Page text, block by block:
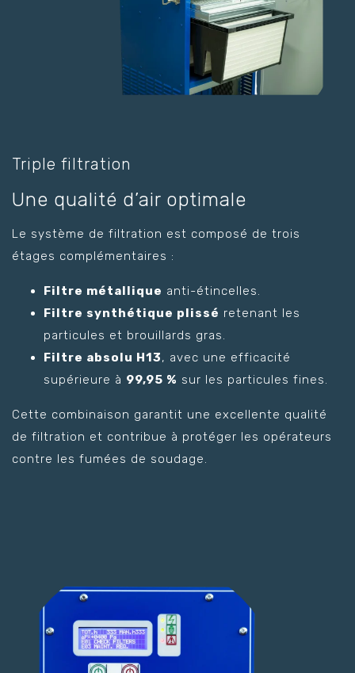
Triple filtration
Une qualité d’air optimale
Le système de filtration est composé de trois
étages complémentaires :
Filtre métallique anti-étincelles.
Filtre synthétique plissé retenant les
particules et brouillards gras.
Filtre absolu H13, avec une efficacité
supérieure à 99,95 % sur les particules fines.
Cette combinaison garantit une excellente qualité
de filtration et contribue à protéger les opérateurs
contre les fumées de soudage.